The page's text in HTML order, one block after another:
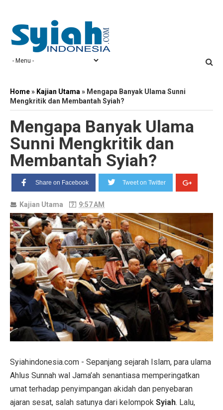
Home» Kajian Utama » Mengapa Banyak Ulama Sunni
Mengkritik dan Membantah Syiah?
Mengapa Banyak Ulama
Sunni Mengkritik dan
Membantah Syiah?
Share on Facebook Tweet on Twitter
Kajian Utama 9:57 AM
Syiahindonesia.com - Sepanjang sejarah Islam, para ulama
Ahlus Sunnah wal Jama’ah senantiasa memperingatkan
umat terhadap penyimpangan akidah dan penyebaran
ajaran sesat, salah satunya dari kelompok Syiah. Lalu,